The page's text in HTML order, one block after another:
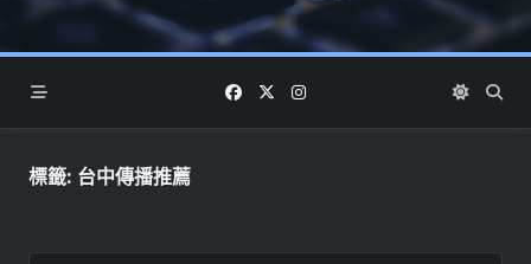
標籤: 台中傳播推薦